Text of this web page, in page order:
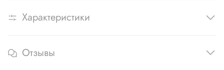
Характеристики
Отзывы